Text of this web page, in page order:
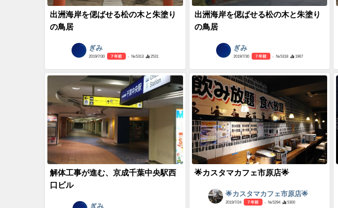
出洲海岸を偲ばせる松の木と朱塗り
の鳥居
ぎみ
2019/7/30 7 年前 - №5313 2531
出洲海岸を偲ばせる松の木と朱塗り
の鳥居
ぎみ
2019/7/30 7 年前 - №5318 1967
解体工事が進む、京成千葉中央駅西
口ビル
ぎみ
🌟カスタマカフェ市原店🌟
🌟カスタマカフェ市原店🌟
2019/7/24 7 年前 - №5294 5300